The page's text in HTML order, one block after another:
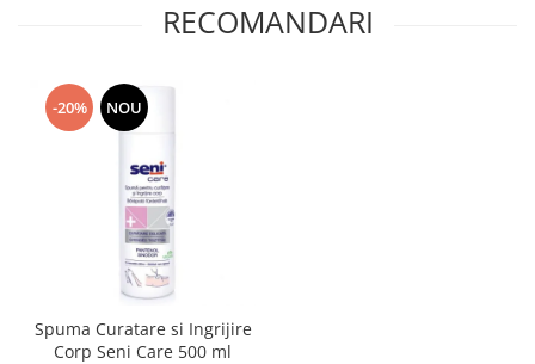
RECOMANDARI
-20% NOU
Spuma Curatare si Ingrijire
Corp Seni Care 500 ml